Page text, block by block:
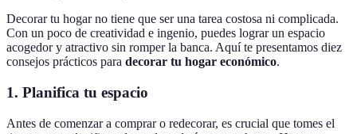
Decorar tu hogar no tiene que ser una tarea costosa ni complicada.
Con un poco de creatividad e ingenio, puedes lograr un espacio
acogedor y atractivo sin romper la banca. Aquí te presentamos diez
consejos prácticos para decorar tu hogar económico.
1. Planifica tu espacio
Antes de comenzar a comprar o redecorar, es crucial que tomes el